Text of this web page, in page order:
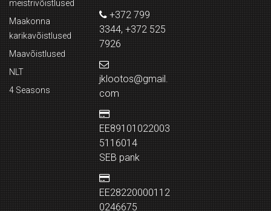
meistrivõistlused
Maakonna
karikavõistlused
Maavõistlused
NLT
4 Seasons
+372 799
3344, +372 525
7926
jklootos@gmail.
com
EE89101022003
5116014
SEB pank
EE28220000112
0246675